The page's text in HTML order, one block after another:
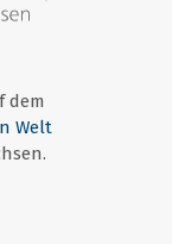
dem
Welt